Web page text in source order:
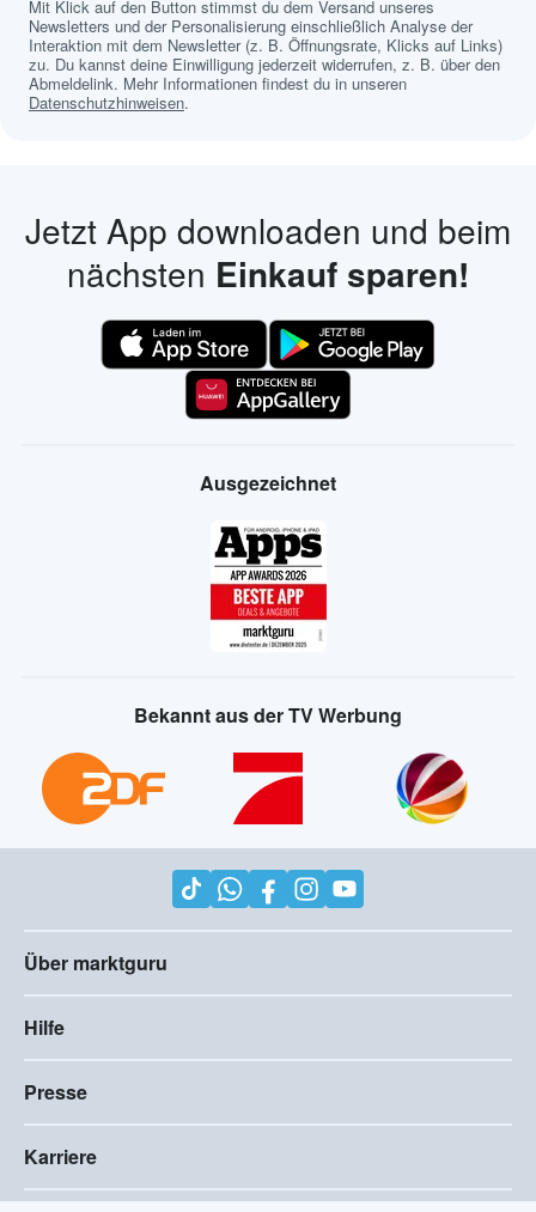
Mit Klick auf den Button stimmst du dem Versand unseres
Newsletters und der Personalisierung einschließlich Analyse der
Interaktion mit dem Newsletter (z. B. Öffnungsrate, Klicks auf Links)
zu. Du kannst deine Einwilligung jederzeit widerrufen, z. B. über den
Abmeldelink. Mehr Informationen findest du in unseren
Datenschutzhinweisen.
Jetzt App downloaden und beim
nächsten Einkauf sparen!
Ausgezeichnet
Bekannt aus der TV Werbung
Über marktguru
Hilfe
Presse
Karriere